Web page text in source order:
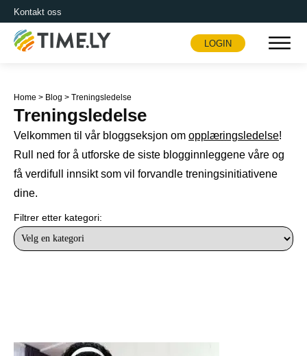
Kontakt oss
Timely
LOGIN
Home > Blog > Treningsledelse
Treningsledelse
Velkommen til vår bloggseksjon om opplæringsledelse!
Rull ned for å utforske de siste blogginnleggene våre og
få verdifull innsikt som vil forvandle treningsinitiativene
dine.
Filtrer etter kategori: